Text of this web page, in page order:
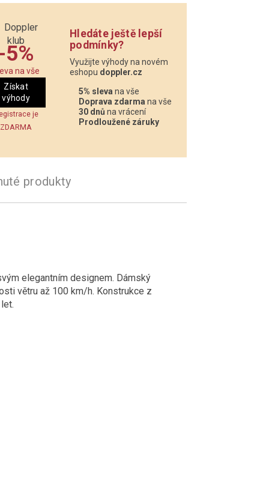
5%
na vše
Získat
výhody
je
ZDARMA
Hledáte ještě lepší
podmínky?
Využijte výhody na novém
eshopu doppler.cz
5% sleva na vše
Doprava zdarma na vše
30 dnů na vrácení
Prodloužené záruky
produkty
elegantním designem. Dámský
větru až 100 km/h. Konstrukce z